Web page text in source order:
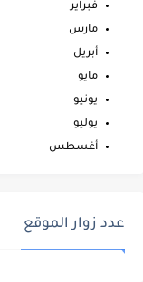
فبراير
مارس
أبريل
مايو
يونيو
يوليو
أغسطس
عدد زوار الموقع